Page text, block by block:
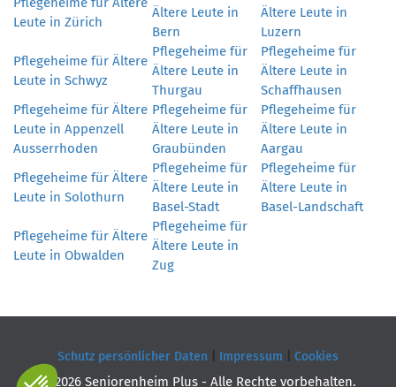
Leute in Zürich
Ältere Leute in
Bern
Ältere Leute in
Luzern
Pflegeheime für Ältere
Leute in Schwyz
Pflegeheime für
Ältere Leute in
Thurgau
Pflegeheime für
Ältere Leute in
Schaffhausen
Pflegeheime für Ältere
Leute in Appenzell
Ausserrhoden
Pflegeheime für
Ältere Leute in
Graubünden
Pflegeheime für
Ältere Leute in
Aargau
Pflegeheime für Ältere
Leute in Solothurn
Pflegeheime für
Ältere Leute in
Basel-Stadt
Pflegeheime für
Ältere Leute in
Basel-Landschaft
Pflegeheime für Ältere
Leute in Obwalden
Pflegeheime für
Ältere Leute in
Zug
Schutz persönlicher Daten Impressum Cookies
© 2026 Seniorenheim Plus - Alle Rechte vorbehalten.